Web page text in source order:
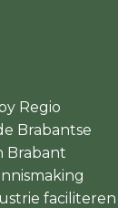
Regio
Brabantse
Brabant
faciliteren